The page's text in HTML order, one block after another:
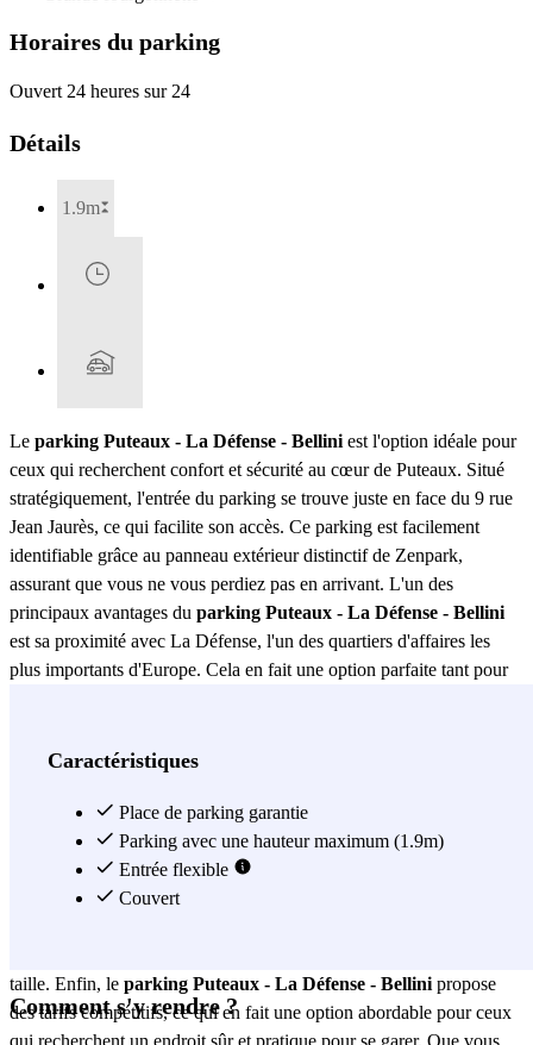
Horaires du parking
Ouvert 24 heures sur 24
Détails
1.9m
Le parking Puteaux - La Défense - Bellini est l'option idéale pour
ceux qui recherchent confort et sécurité au cœur de Puteaux. Situé
stratégiquement, l'entrée du parking se trouve juste en face du 9 rue
Jean Jaurès, ce qui facilite son accès. Ce parking est facilement
identifiable grâce au panneau extérieur distinctif de Zenpark,
assurant que vous ne vous perdiez pas en arrivant. L'un des
principaux avantages du parking Puteaux - La Défense - Bellini
est sa proximité avec La Défense, l'un des quartiers d'affaires les
plus importants d'Europe. Cela en fait une option parfaite tant pour
stratégique permet un accès rapide aux principales voies de
Puteaux - La Défense - Bellini n'offre pas seulement un
emplacement privilégié, mais garantit également la sécurité de votre
véhicule. Équipé de systèmes de surveillance modernes, vous
pouvez être tranquille en sachant que votre voiture est entre de
taille. Enfin, le parking Puteaux - La Défense - Bellini propose
des tarifs compétitifs, ce qui en fait une option abordable pour ceux
qui recherchent un endroit sûr et pratique pour se garer. Que vous
Caractéristiques
Place de parking garantie
Parking avec une hauteur maximum (1.9m)
Entrée flexible
Couvert
Comment s'y rendre ?